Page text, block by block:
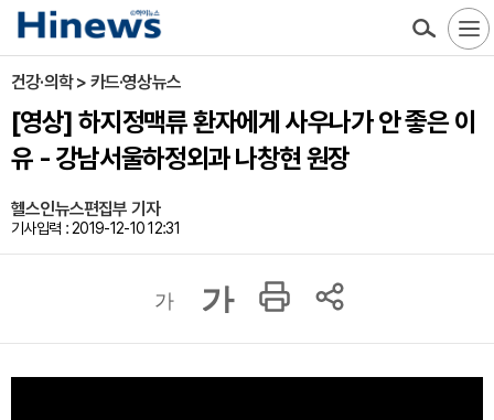
건강·의학 > 카드·영상뉴스
[영상] 하지정맥류 환자에게 사우나가 안 좋은 이
유 - 강남서울하정외과 나창현 원장
헬스인뉴스편집부 기자
기사입력 : 2019-12-10 12:31
가 가